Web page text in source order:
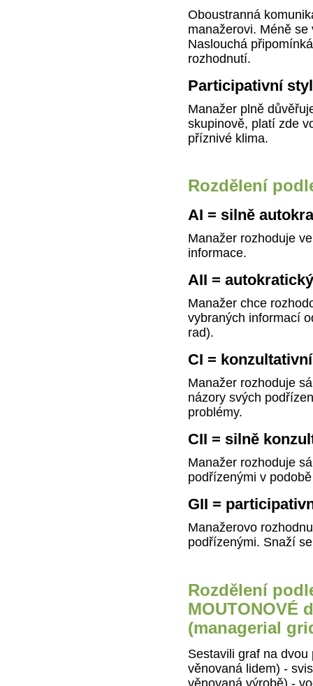
Oboustranná
manažerovi. Méně
Naslouchá
rozhodnutí.
Participativní styl
Manažer plně
skupinově, platí zde
příznivé klima.
Rozdělení
AI = silně
Manažer rozhoduje
informace.
AII = autokratický
Manažer chce
vybraných informací
rad).
CI = konzultativní
Manažer rozhoduje
názory svých
problémy.
CII = silně
Manažer rozhoduje
podřízenými v
GII =
Manažerovo
podřízenými. Snaží
Rozdělení
MOUTONOVÉ
(managerial
Sestavili graf na
věnovaná lidem) -